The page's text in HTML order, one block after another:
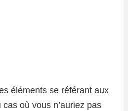
éléments se référant aux
où vous n’auriez pas